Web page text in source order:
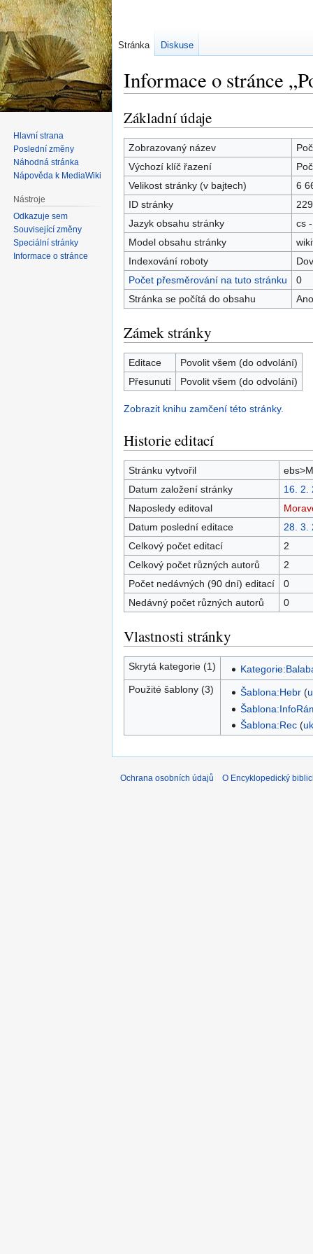
Informace o stránce
Skočit
na
navigaci
Skočit
na
vyhledávání
Základní údaje
Zobrazovaný název
Výchozí klíč řazení
Velikost stránky (v bajtech)
6
ID stránky
Jazyk obsahu stránky
cs
Model obsahu stránky
Indexování roboty
Počet přesměrování na tuto stránku
0
Stránka se počítá do obsahu
Ano
Zámek stránky
Editace
Povolit všem (do odvolání)
Přesunutí
Povolit všem (do odvolání)
Zobrazit knihu zamčení této stránky.
Historie editací
Stránku vytvořil
Datum založení stránky
16. 2.
Naposledy editoval
Datum poslední editace
28. 3.
Celkový počet editací
2
Celkový počet různých autorů
2
Počet nedávných (90 dní) editací
0
Nedávný počet různých autorů
0
Vlastnosti stránky
Skrytá kategorie (1)
Použité šablony (3)
Šablona:Hebr(
Šablona:Rec(
Stránka Diskuse
Hlavní strana
Poslední změny
Náhodná stránka
Nápověda k MediaWiki
Nástroje
Odkazuje sem
Související změny
Speciální stránky
Informace o stránce
Ochrana osobních údajů O Encyklopedický